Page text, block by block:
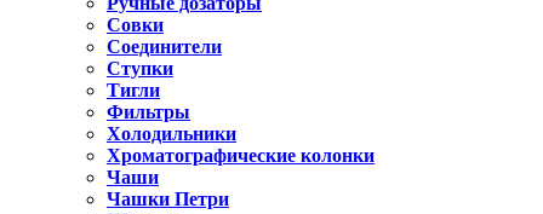
Совки
Соединители
Ступки
Тигли
Фильтры
Холодильники
Хроматографические колонки
Чаши
Чашки Петри